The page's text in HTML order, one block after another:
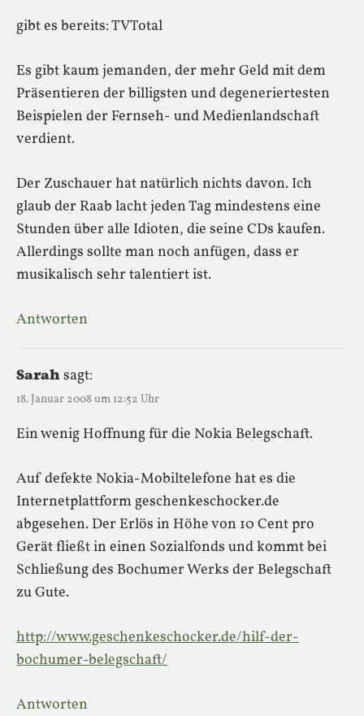
gibt es bereits: TVTotal
Es gibt kaum jemanden, der mehr Geld mit dem
Präsentieren der billigsten und degeneriertesten
Beispielen der Fernseh- und Medienlandschaft
verdient.
Der Zuschauer hat natürlich nichts davon. Ich
glaub der Raab lacht jeden Tag mindestens eine
Stunden über alle Idioten, die seine CDs kaufen.
Allerdings sollte man noch anfügen, dass er
musikalisch sehr talentiert ist.
Antworten
Sarah sagt:
18. Januar 2008 um 12:52 Uhr
Ein wenig Hoffnung für die Nokia Belegschaft.
Auf defekte Nokia-Mobiltelefone hat es die
Internetplattform geschenkeschocker.de
abgesehen. Der Erlös in Höhe von 10 Cent pro
Gerät fließt in einen Sozialfonds und kommt bei
Schließung des Bochumer Werks der Belegschaft
zu Gute.
http://www.geschenkeschocker.de/hilf-der-
bochumer-belegschaft/
Antworten